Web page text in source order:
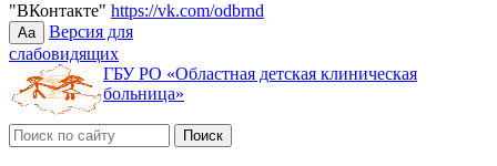
"ВКонтакте" https://vk.com/odbrnd
Aa
Версия для
слабовидящих
ГБУ РО «Областная детская клиническая
больница»